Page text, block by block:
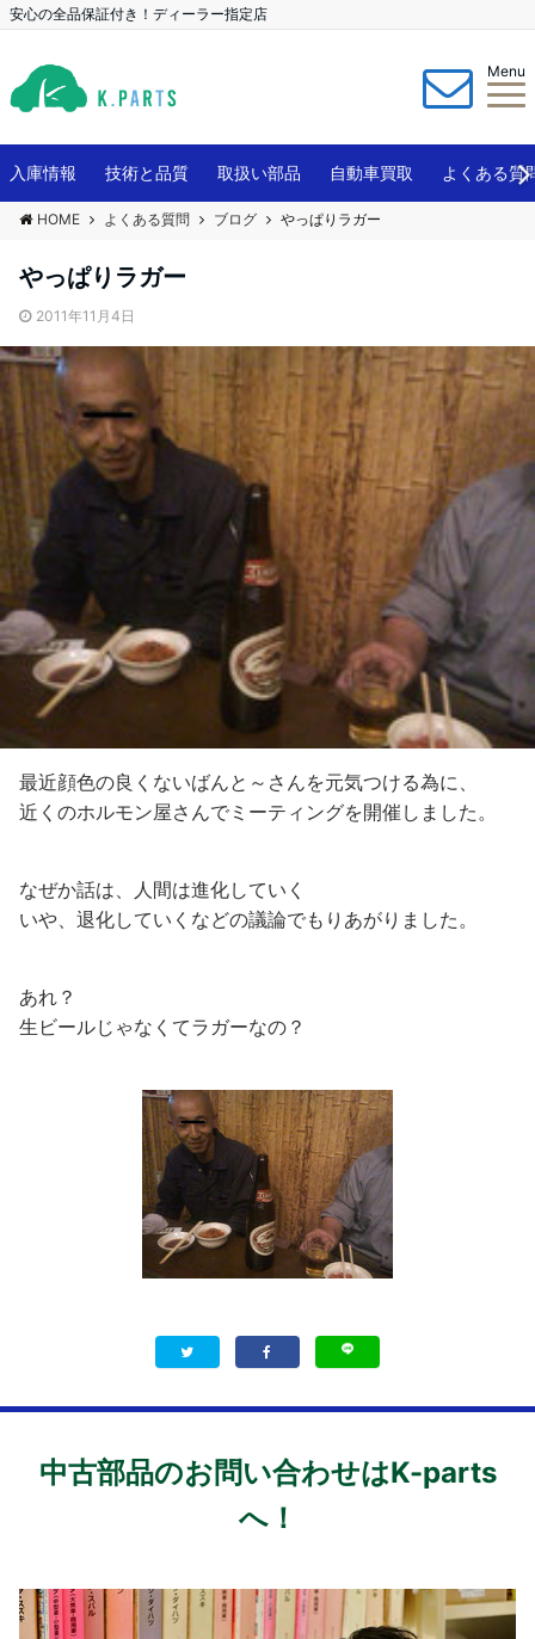
安心の全品保証付き！ディーラー指定店
Menu
入庫情報 技術と品質 取扱い部品 自動車買取 よくある質
HOME よくある質問 ブログ やっぱりラガー
やっぱりラガー
2011年11月4日
最近顔色の良くないばんと～さんを元気つける為に、
近くのホルモン屋さんでミーティングを開催しました。
なぜか話は、人間は進化していく
いや、退化していくなどの議論でもりあがりました。
あれ？
生ビールじゃなくてラガーなの？
中古部品のお問い合わせはK-parts
へ！